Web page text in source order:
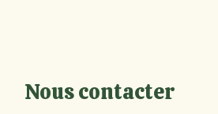
Nous contacter